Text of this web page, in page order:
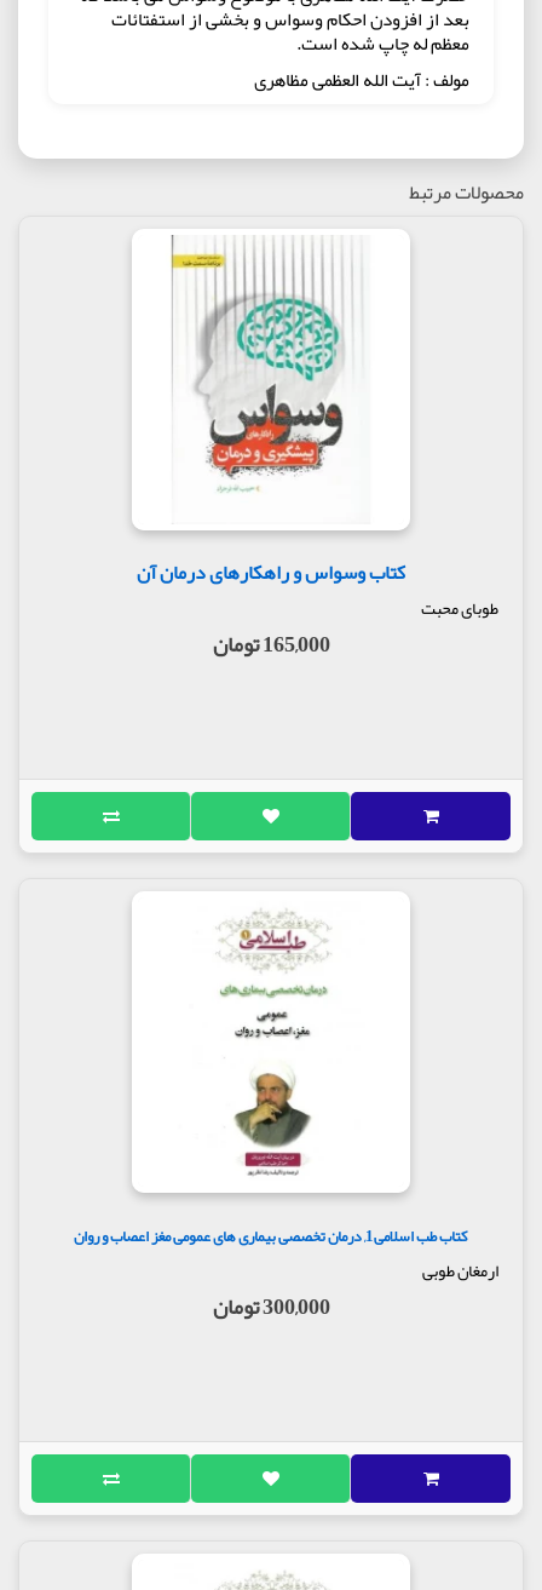
بعد از افزودن احکام وسواس و بخشی از استفتائات
معظم له چاپ شده است.
مولف : آیت الله العظمی مظاهری
محصولات مرتبط
کتاب وسواس و راهکارهای درمان آن
طوبای محبت
165,000 تومان
کتاب طب اسلامی1, درمان تخصصی بیماری های عمومی مغز اعصاب و روان
ارمغان طوبی
300,000 تومان